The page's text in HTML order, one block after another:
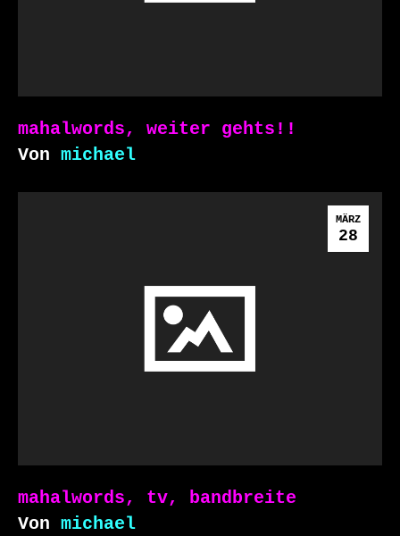
mahalwords, weiter gehts!!
Von michael
MÄRZ
28
mahalwords, tv, bandbreite
Von michael